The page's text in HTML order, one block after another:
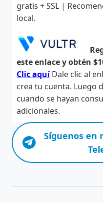
gratis + SSL |
local.
este enlace y obtén
Clic aquíDale clic al
crea tu cuenta. Luego
cuando se hayan
adicionales.
Síguenos en